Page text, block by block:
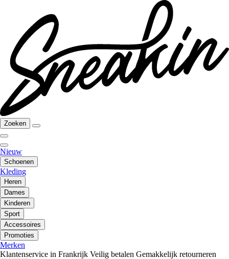
Zoeken
Nieuw
Schoenen
Kleding
Heren
Dames
Kinderen
Sport
Accessoires
Promoties
Merken
Klantenservice in Frankrijk Veilig betalen Gemakkelijk retourneren